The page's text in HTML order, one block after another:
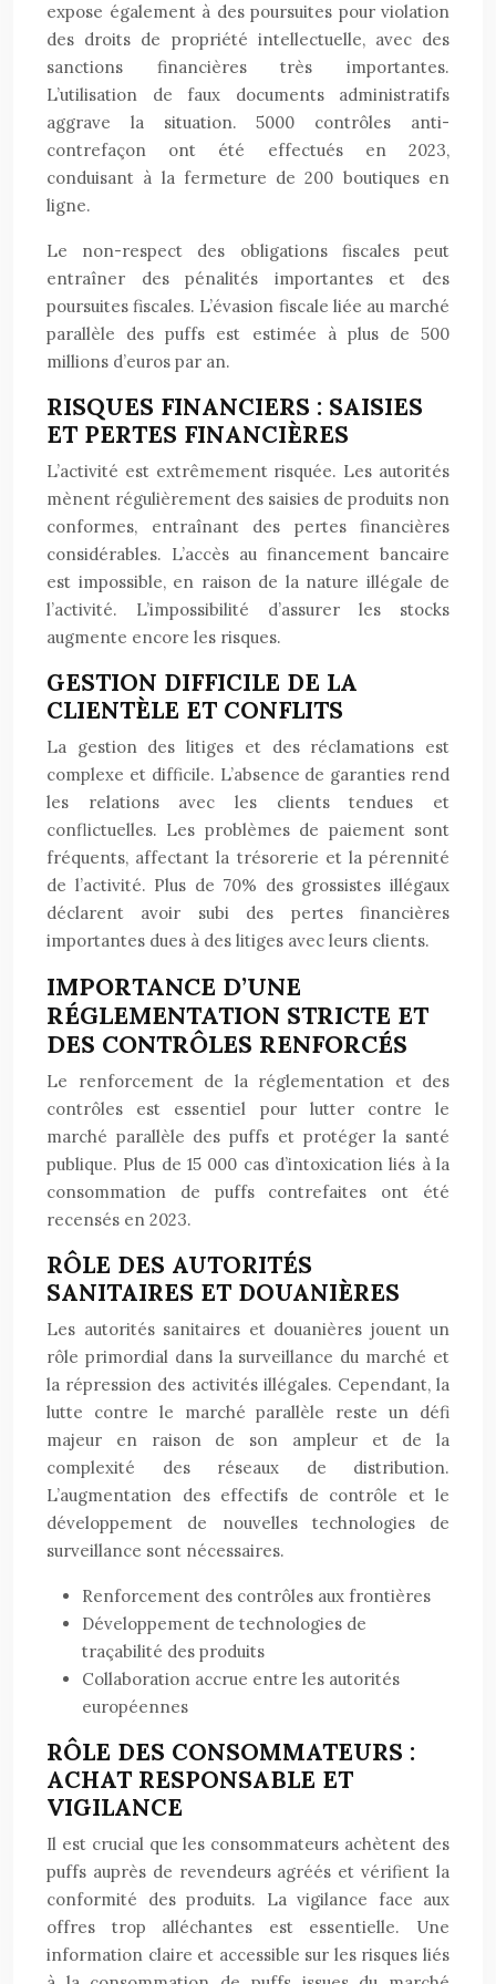
expose également à des poursuites pour violation
des droits de propriété intellectuelle, avec des
sanctions financières très importantes.
L’utilisation de faux documents administratifs
aggrave la situation. 5000 contrôles anti-
contrefaçon ont été effectués en 2023,
conduisant à la fermeture de 200 boutiques en
ligne.
Le non-respect des obligations fiscales peut
entraîner des pénalités importantes et des
poursuites fiscales. L’évasion fiscale liée au marché
parallèle des puffs est estimée à plus de 500
millions d’euros par an.
RISQUES FINANCIERS : SAISIES
ET PERTES FINANCIÈRES
L’activité est extrêmement risquée. Les autorités
mènent régulièrement des saisies de produits non
conformes, entraînant des pertes financières
considérables. L’accès au financement bancaire
est impossible, en raison de la nature illégale de
l’activité. L’impossibilité d’assurer les stocks
augmente encore les risques.
GESTION DIFFICILE DE LA
CLIENTÈLE ET CONFLITS
La gestion des litiges et des réclamations est
complexe et difficile. L’absence de garanties rend
les relations avec les clients tendues et
conflictuelles. Les problèmes de paiement sont
fréquents, affectant la trésorerie et la pérennité
de l’activité. Plus de 70% des grossistes illégaux
déclarent avoir subi des pertes financières
importantes dues à des litiges avec leurs clients.
IMPORTANCE D’UNE
RÉGLEMENTATION STRICTE ET
DES CONTRÔLES RENFORCÉS
Le renforcement de la réglementation et des
contrôles est essentiel pour lutter contre le
marché parallèle des puffs et protéger la santé
publique. Plus de 15 000 cas d’intoxication liés à la
consommation de puffs contrefaites ont été
recensés en 2023.
RÔLE DES AUTORITÉS
SANITAIRES ET DOUANIÈRES
Les autorités sanitaires et douanières jouent un
rôle primordial dans la surveillance du marché et
la répression des activités illégales. Cependant, la
lutte contre le marché parallèle reste un défi
majeur en raison de son ampleur et de la
complexité des réseaux de distribution.
L’augmentation des effectifs de contrôle et le
développement de nouvelles technologies de
surveillance sont nécessaires.
Renforcement des contrôles aux frontières
Développement de technologies de
traçabilité des produits
Collaboration accrue entre les autorités
européennes
RÔLE DES CONSOMMATEURS :
ACHAT RESPONSABLE ET
VIGILANCE
Il est crucial que les consommateurs achètent des
puffs auprès de revendeurs agréés et vérifient la
conformité des produits. La vigilance face aux
offres trop alléchantes est essentielle. Une
information claire et accessible sur les risques liés